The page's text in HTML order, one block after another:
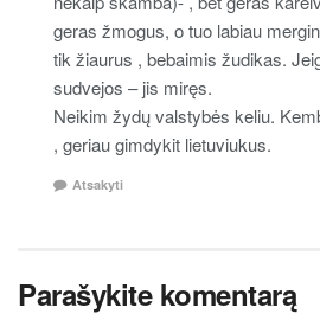
geras žmogus, o tuo labiau
tik žiaurus , bebaimis žudikas.
sudvejos – jis miręs.
Neikim žydų valstybės keliu.
, geriau gimdykit lietuviukus.
Atsakyti
Parašykite komentarą